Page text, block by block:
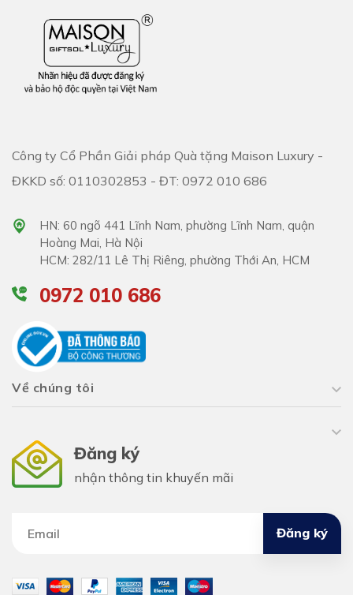
Công ty Cổ Phần Giải pháp Quà tặng Maison Luxury -
ĐKKD số: 0110302853 - ĐT: 0972 010 686
HN: 60 ngõ 441 Lĩnh Nam, phường Lĩnh Nam, quận
Hoàng Mai, Hà Nội
HCM: 282/11 Lê Thị Riêng, phường Thới An, HCM
0972 010 686
Về chúng tôi
Đăng ký
nhận thông tin khuyến mãi
Đăng ký